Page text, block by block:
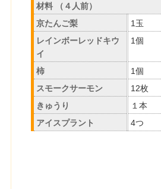
材料 （４人前）
京たんご梨
1玉
レインボーレッドキウ
イ
1個
柿
1個
スモークサーモン
12枚
きゅうり
１本
アイスプラント
4つ